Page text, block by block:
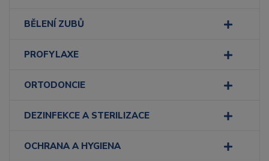
BĚLENÍ ZUBŮ
PROFYLAXE
ORTODONCIE
DEZINFEKCE A STERILIZACE
OCHRANA A HYGIENA